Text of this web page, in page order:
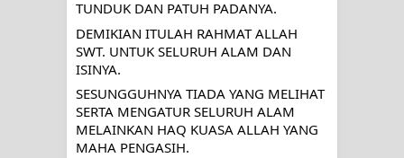
SEKADAR MELIHAT, TETAPI
SYARAHAN TINGKAT TINGGI
TASAWWUF*
TUNDUK DAN PATUH PADANYA.
DEMIKIAN ITULAH RAHMAT ALLAH
SWT. UNTUK SELURUH ALAM DAN
ISINYA.
SESUNGGUHNYA TIADA YANG MELIHAT
SERTA MENGATUR SELURUH ALAM
MELAINKAN HAQ KUASA ALLAH YANG
MAHA PENGASIH.